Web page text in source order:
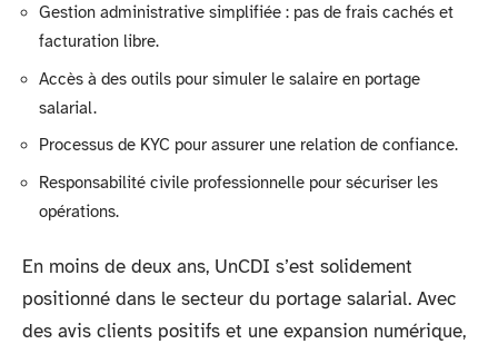
Gestion administrative simplifiée : pas de frais cachés et
facturation libre.
Accès à des outils pour simuler le salaire en portage
salarial.
Processus de KYC pour assurer une relation de confiance.
Responsabilité civile professionnelle pour sécuriser les
opérations.
En moins de deux ans, UnCDI s’est solidement
positionné dans le secteur du portage salarial. Avec
des avis clients positifs et une expansion numérique,